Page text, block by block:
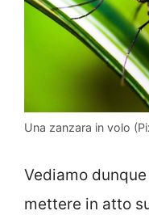
Una zanzara in volo
Vediamo
mettere in atto